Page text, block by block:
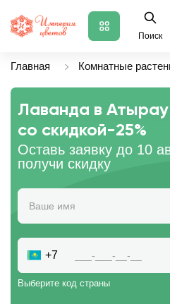
Поиск
Главная Комнатные
Лаванда в Атырау
со скидкой-25%
Оставь заявку до 10
получи скидку
+7
Выберите код страны